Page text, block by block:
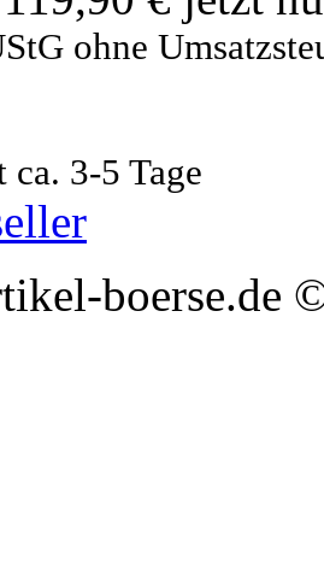
ohne
3-5 Tage
boerse.de